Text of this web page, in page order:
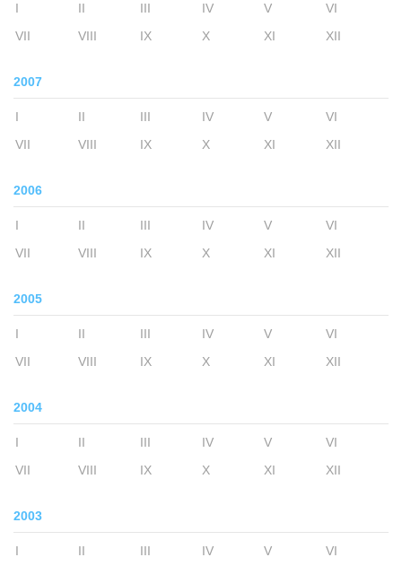
I II III IV V
VI
VII
VIII IX X XI XII
2007
I II III IV V
VI
VII
VIII IX X XI XII
2006
I II III IV V
VI
VII
VIII IX X XI XII
2005
I II III IV V
VI
VII
VIII IX X XI XII
2004
I II III IV V
VI
VII
VIII IX X XI XII
2003
I II III IV V
VI